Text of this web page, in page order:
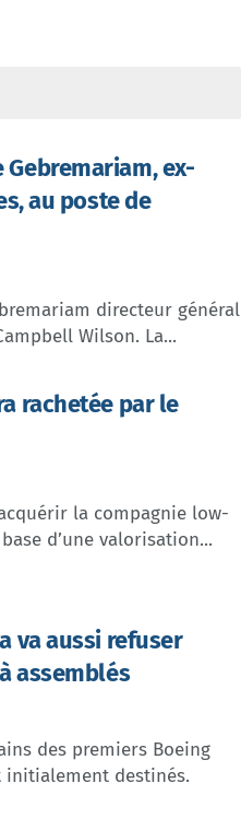
ex-
au poste de
directeur général
Wilson. La...
rachetée par le
la compagnie low-
d’une valorisation...
va aussi refuser
assemblés
des premiers Boeing
initialement destinés.